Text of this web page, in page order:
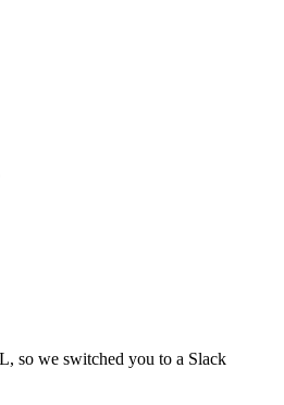
so we switched you to a Slack